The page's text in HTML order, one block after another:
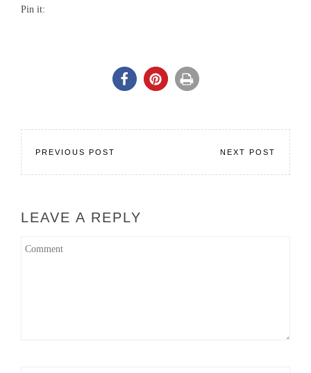
Pin it:
PREVIOUS POST NEXT POST
LEAVE A REPLY